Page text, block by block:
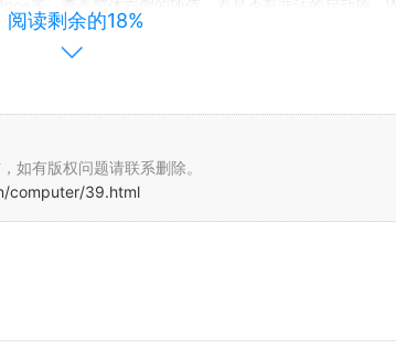
病毒的启动项
，如果打开后文件夹为空，表明电脑已经中毒;
便查一下文件夹Tasks，wins，drivers.目前有的病毒
700字节左右，被篡改后就成了1Kb以上，这是造成一
毒程序自动终止，并且手动升级失败……杀毒、建议
中搜索所有该键值，删除之。当成系统服务启动的病
阅读剩余的18%
如有版权问题请联系删除。
computer/39.html